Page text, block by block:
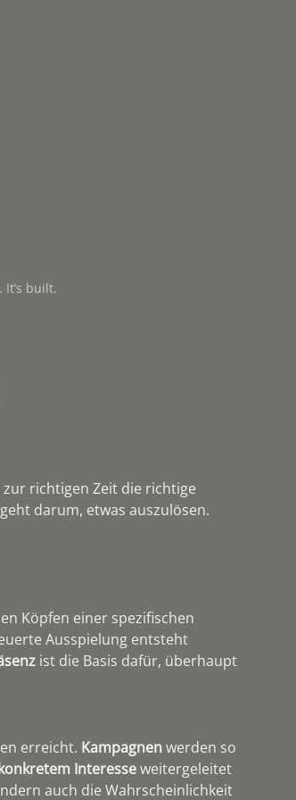
It’s built.
richtigen Zeit die richtige
darum, etwas auszulösen.
Köpfen einer spezifischen
Ausspielung entsteht
ist die Basis dafür, überhaupt
erreicht. Kampagnen werden so
Interesse weitergeleitet
auch die Wahrscheinlichkeit